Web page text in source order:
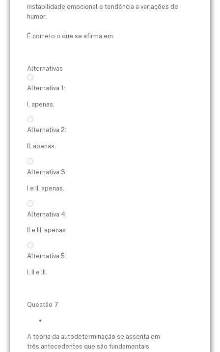
instabilidade emocional e tendência a variações de
humor.
É correto o que se afirma em:
Alternativas
Alternativa 1:
I, apenas.
Alternativa 2:
II, apenas.
Alternativa 3:
I e II, apenas.
Alternativa 4:
II e III, apenas.
Alternativa 5:
I, II e III.
Questão 7
A teoria da autodeterminação se assenta em
três antecedentes que são fundamentais